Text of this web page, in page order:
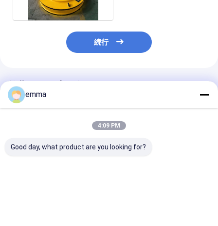
続行
推薦されたプロダクト
emma
4:09 PM
Good day, what product are you looking for?